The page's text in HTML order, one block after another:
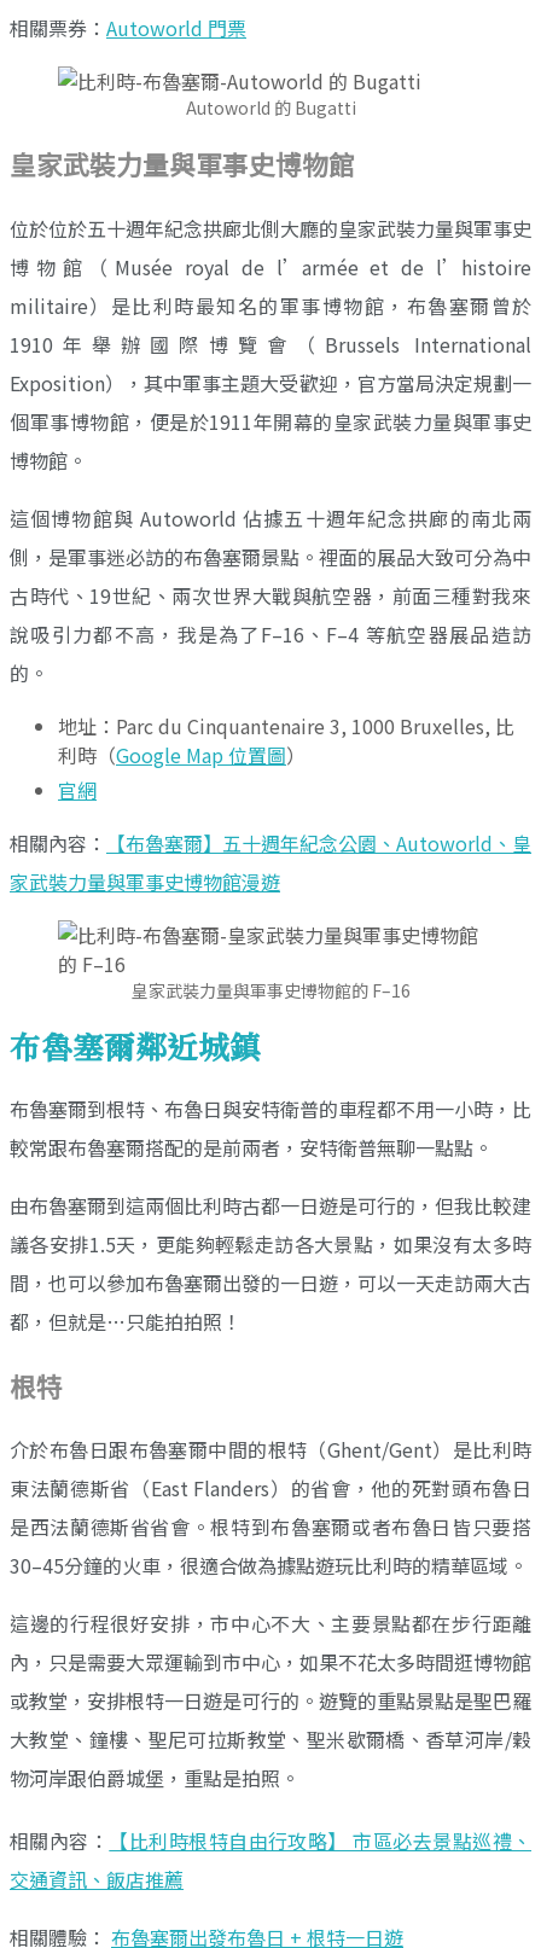
相關票券： Autoworld 門票
Autoworld 的 Bugatti
皇家武裝力量與軍事史博物館
位於位於五十週年紀念拱廊北側大廳的皇家武裝力量與軍事史
博物館（Musée royal de l’armée et de l’histoire
militaire）是比利時最知名的軍事博物館，布魯塞爾曾於
1910年舉辦國際博覽會（Brussels International
Exposition），其中軍事主題大受歡迎，官方當局決定規劃一
個軍事博物館，便是於1911年開幕的皇家武裝力量與軍事史
博物館。
這個博物館與 Autoworld 佔據五十週年紀念拱廊的南北兩
側，是軍事迷必訪的布魯塞爾景點。裡面的展品大致可分為中
古時代、19世紀、兩次世界大戰與航空器，前面三種對我來
說吸引力都不高，我是為了F–16、F–4 等航空器展品造訪
的。
地址：Parc du Cinquantenaire 3, 1000 Bruxelles, 比
利時（Google Map 位置圖）
官網
相關內容：
【布魯塞爾】五十週年紀念公園、Autoworld、皇
家武裝力量與軍事史博物館漫遊
皇家武裝力量與軍事史博物館的 F–16
布魯塞爾鄰近城鎮
布魯塞爾到根特、布魯日與安特衛普的車程都不用一小時，比
較常跟布魯塞爾搭配的是前兩者，安特衛普無聊一點點。
由布魯塞爾到這兩個比利時古都一日遊是可行的，但我比較建
議各安排1.5天，更能夠輕鬆走訪各大景點，如果沒有太多時
間，也可以參加布魯塞爾出發的一日遊，可以一天走訪兩大古
都，但就是…只能拍拍照！
根特
介於布魯日跟布魯塞爾中間的根特（Ghent/Gent）是比利時
東法蘭德斯省（East Flanders）的省會，他的死對頭布魯日
是西法蘭德斯省省會。根特到布魯塞爾或者布魯日皆只要搭
30–45分鐘的火車，很適合做為據點遊玩比利時的精華區域。
這邊的行程很好安排，市中心不大、主要景點都在步行距離
內，只是需要大眾運輸到市中心，如果不花太多時間逛博物館
或教堂，安排根特一日遊是可行的。遊覽的重點景點是聖巴羅
大教堂、鐘樓、聖尼可拉斯教堂、聖米歇爾橋、香草河岸/穀
物河岸跟伯爵城堡，重點是拍照。
相關內容：
【比利時根特自由行攻略】 市區必去景點巡禮、
交通資訊、飯店推薦
相關體驗： 布魯塞爾出發布魯日 + 根特一日遊